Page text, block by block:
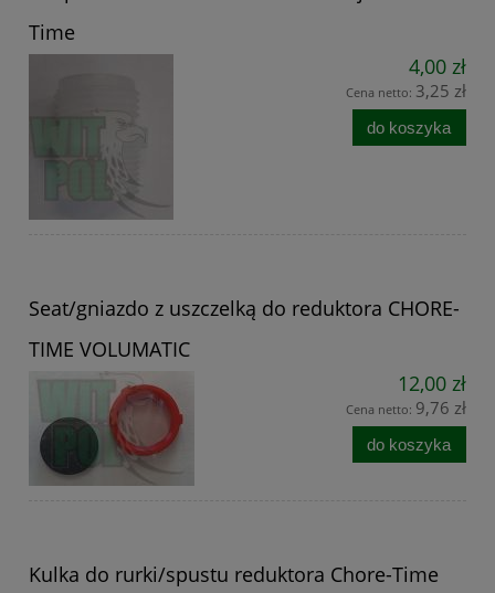
Time
4,00 zł
Cena netto: 3,25 zł
do koszyka
Seat/gniazdo z uszczelką do reduktora CHORE-
TIME VOLUMATIC
12,00 zł
Cena netto: 9,76 zł
do koszyka
Kulka do rurki/spustu reduktora Chore-Time